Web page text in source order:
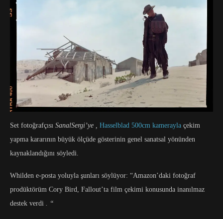
Set fotoğrafçısı SanalSergi’ye , Hasselblad 500cm kamerayla çekim
yapma kararının büyük ölçüde gösterinin genel sanatsal yönünden
kaynaklandığını söyledi.
Whilden e-posta yoluyla şunları söylüyor: “Amazon’daki fotoğraf
prodüktörüm Cory Bird, Fallout’ta film çekimi konusunda inanılmaz
destek verdi . “